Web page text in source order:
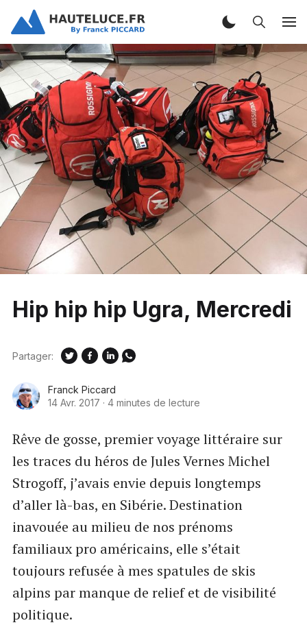
Hip hip hip Ugra, Mercredi
Franck Piccard
14 Avr. 2017 · 4 minutes de lecture
Partager:
Rêve de gosse, premier voyage littéraire sur
les traces du héros de Jules Vernes Michel
Strogoff, j’avais envie depuis longtemps
d’aller là-bas, en Sibérie. Destination
inavouée au milieu de nos prénoms
familiaux pro américains, elle s’était
toujours refusée à mes spatules de skis
alpins par manque de relief et de visibilité
politique.